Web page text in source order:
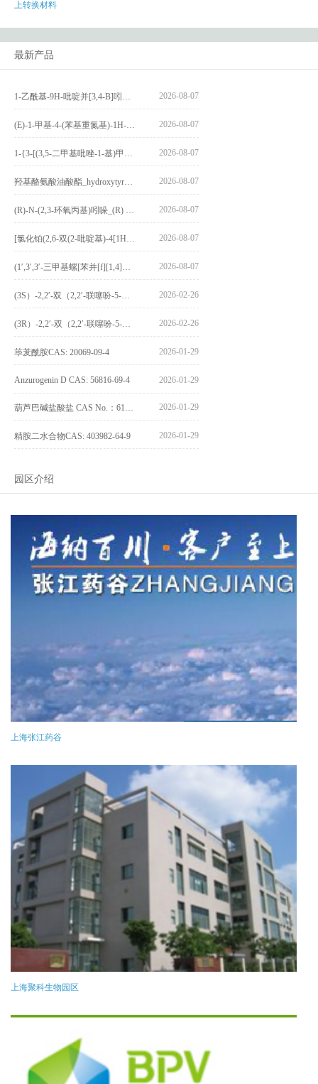
上转换材料
最新产品
2026-08-07
2026-08-07
2026-08-07
2026-08-07
2026-08-07
2026-08-07
2026-08-07
2026-02-26
2026-02-26
荜茇酰胺CAS: 20069-09-4 2026-01-29
Anzurogenin D CAS: 56816-69-4 2026-01-29
2026-01-29
精胺二水合物CAS: 403982-64-9 2026-01-29
园区介绍
上海张江药谷
上海聚科生物园区